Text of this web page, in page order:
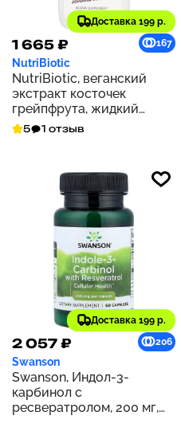
Доставка 199 р.
1 665 ₽ 167
NutriBiotic
NutriBiotic, веганский
экстракт косточек
грейпфрута, жидкий
концентрат, 100 мг, 59 мл
(2 жидк. унции)
5 1 отзыв
Доставка 199 р.
2 057 ₽ 206
Swanson
Swanson, Индол-3-
карбинол с
ресвератролом, 200 мг,